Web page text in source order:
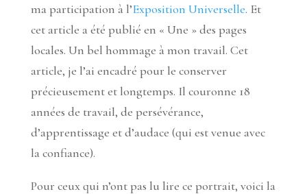
ma participation à l’Exposition Universelle. Et
cet article a été publié en « Une » des pages
locales. Un bel hommage à mon travail. Cet
article, je l’ai encadré pour le conserver
précieusement et longtemps. Il couronne 18
années de travail, de persévérance,
d’apprentissage et d’audace (qui est venue avec
la confiance).
Pour ceux qui n’ont pas lu lire ce portrait, voici la